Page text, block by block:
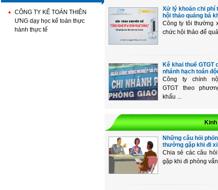
CÔNG TY KẾ TOÁN THIÊN
ƯNG dạy học kế toán thực
hành thực tế
Xử lý khoản chi phí
hội thảo quảng bá
Công ty tôi thường
chức hội thảo để
Kê khai thuế GTGT
nhánh hạch toán
Công ty chính
GTGT theo
khấu ...
Những câu hỏi
thường gặp khi đi
Chia sẻ các câu
gặp khi đi phỏng